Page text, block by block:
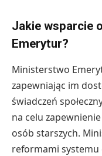
Jakie wsparcie
Emerytur?
Ministerstwo
zapewniając im
świadczeń
na celu
osób starszych.
reformami